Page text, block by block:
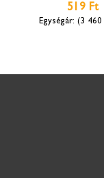
519 Ft
(3 460